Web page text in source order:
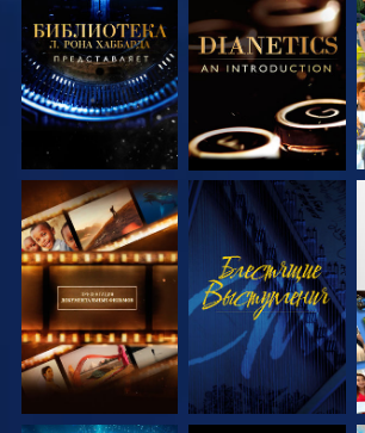
СМОТРЕТЬ
ПЕРЕДАЧИ
СМОТРЕТЬ
ПЕРЕДАЧИ
СМОТРЕТЬ
ПЕРЕДАЧИ
СМОТРЕТЬ